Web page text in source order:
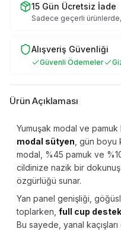
15 Gün Ücretsiz İade
Sadece geçerli ürünlerde,
Alışveriş Güvenliği
Güvenli Ödemeler
Ürün Açıklaması
Yumuşak modal ve pamuk
modal sütyen , gün
modal, %45 pamuk ve
cildinize nazik bir
özgürlüğü sunar.
Yan panel genişliği,
toplarken, full cup destek
Bu sayede, yanal